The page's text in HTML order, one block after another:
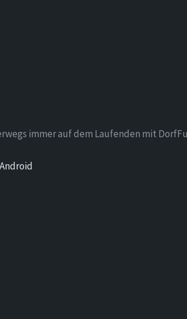
immer auf dem Laufenden mit